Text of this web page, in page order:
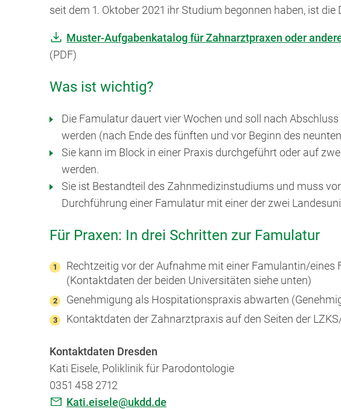
seit dem 1. Oktober 2021 ihr Studium begonnen haben, ist
Muster-Aufgabenkatalog für Zahnarztpraxen oder
(PDF)
Was ist wichtig?
Die Famulatur dauert vier Wochen und soll nach
werden (nach Ende des fünften und vor Beginn des
Sie kann im Block in einer Praxis durchgeführt oder auf
werden.
Sie ist Bestandteil des Zahnmedizinstudiums und muss
Durchführung einer Famulatur mit einer der zwei
Für Praxen: In drei Schritten zur Famulatur
Rechtzeitig vor der Aufnahme mit einer Famulantin/
(Kontaktdaten der beiden Universitäten siehe unten)
Genehmigung als Hospitationspraxis abwarten
Kontaktdaten der Zahnarztpraxis auf den Seiten der
Kontaktdaten Dresden
Kati Eisele, Poliklinik für Parodontologie
0351 458 2712
Kati.eisele@ukdd.de